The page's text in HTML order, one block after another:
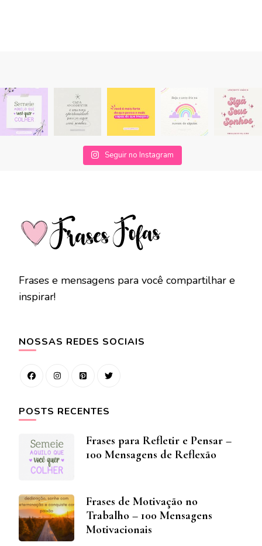
Seguir no Instagram
Frases e mensagens para você compartilhar e
inspirar!
NOSSAS REDES SOCIAIS
POSTS RECENTES
Frases para Refletir e Pensar –
100 Mensagens de Reflexão
Frases de Motivação no
Trabalho – 100 Mensagens
Motivacionais